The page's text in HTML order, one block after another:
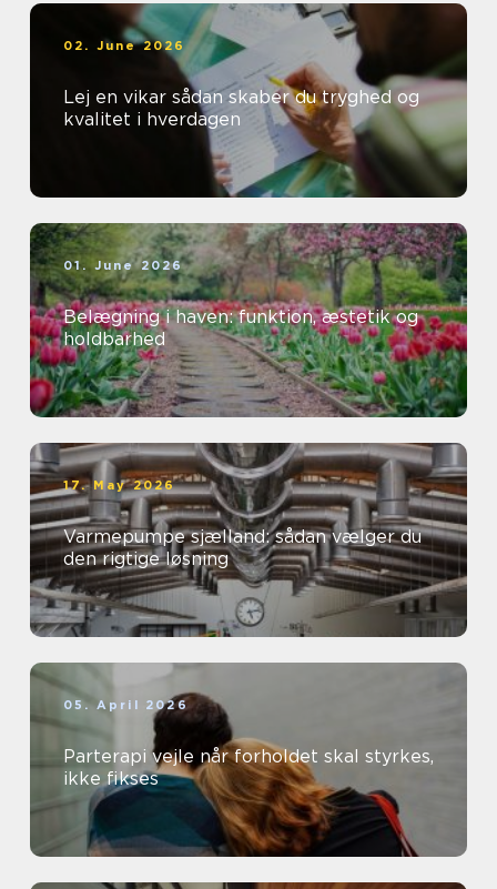
02. June 2026
Lej en vikar sådan skaber du tryghed og
kvalitet i hverdagen
01. June 2026
Belægning i haven: funktion, æstetik og
holdbarhed
17. May 2026
Varmepumpe sjælland: sådan vælger du
den rigtige løsning
05. April 2026
Parterapi vejle når forholdet skal styrkes,
ikke fikses